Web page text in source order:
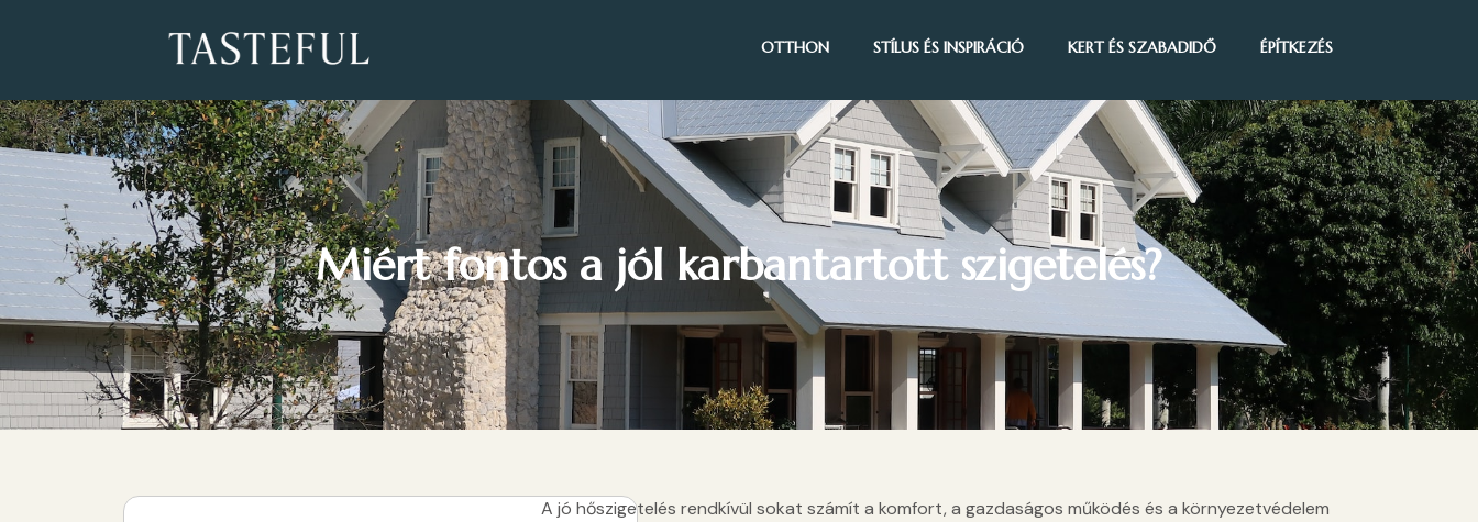
OTTHON STÍLUS ÉS INSPIRÁCIÓ KERT ÉS SZABADIDŐ ÉPÍTKEZÉS
Miért fontos a jól karbantartott szigetelés?
A jó hőszigetelés rendkívül sokat számít a komfort, a gazdaságos működés és a környezetvédelem